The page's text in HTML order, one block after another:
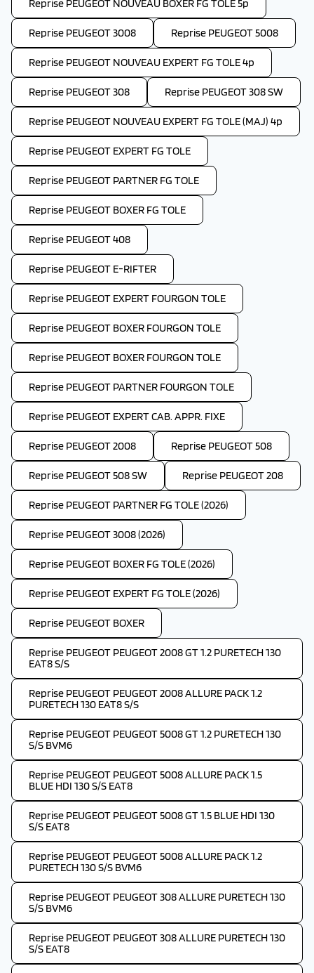
Reprise PEUGEOT NOUVEAU BOXER FG TOLE 5p
Reprise PEUGEOT 3008 Reprise PEUGEOT 5008
Reprise PEUGEOT NOUVEAU EXPERT FG TOLE 4p
Reprise PEUGEOT 308 Reprise PEUGEOT 308 SW
Reprise PEUGEOT NOUVEAU EXPERT FG TOLE (MAJ) 4p
Reprise PEUGEOT EXPERT FG TOLE
Reprise PEUGEOT PARTNER FG TOLE
Reprise PEUGEOT BOXER FG TOLE
Reprise PEUGEOT 408
Reprise PEUGEOT E-RIFTER
Reprise PEUGEOT EXPERT FOURGON TOLE
Reprise PEUGEOT BOXER FOURGON TOLE
Reprise PEUGEOT BOXER FOURGON TOLE
Reprise PEUGEOT PARTNER FOURGON TOLE
Reprise PEUGEOT EXPERT CAB. APPR. FIXE
Reprise PEUGEOT 2008 Reprise PEUGEOT 508
Reprise PEUGEOT 508 SW Reprise PEUGEOT 208
Reprise PEUGEOT PARTNER FG TOLE (2026)
Reprise PEUGEOT 3008 (2026)
Reprise PEUGEOT BOXER FG TOLE (2026)
Reprise PEUGEOT EXPERT FG TOLE (2026)
Reprise PEUGEOT BOXER
Reprise PEUGEOT PEUGEOT 2008 GT 1.2 PURETECH 130
EAT8 S/S
Reprise PEUGEOT PEUGEOT 2008 ALLURE PACK 1.2
PURETECH 130 EAT8 S/S
Reprise PEUGEOT PEUGEOT 5008 GT 1.2 PURETECH 130
S/S BVM6
Reprise PEUGEOT PEUGEOT 5008 ALLURE PACK 1.5
BLUE HDI 130 S/S EAT8
Reprise PEUGEOT PEUGEOT 5008 GT 1.5 BLUE HDI 130
S/S EAT8
Reprise PEUGEOT PEUGEOT 5008 ALLURE PACK 1.2
PURETECH 130 S/S BVM6
Reprise PEUGEOT PEUGEOT 308 ALLURE PURETECH 130
S/S BVM6
Reprise PEUGEOT PEUGEOT 308 ALLURE PURETECH 130
S/S EAT8